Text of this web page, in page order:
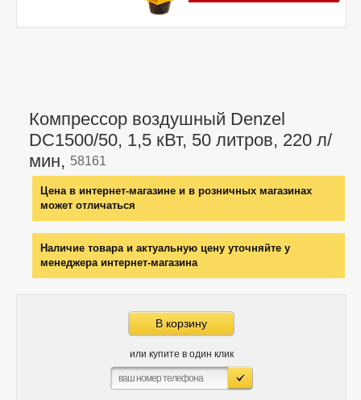
Компрессор воздушный Denzel
DC1500/50, 1,5 кВт, 50 литров, 220 л/
мин, 58161
Цена в интернет-магазине и в розничных магазинах
может отличаться
Наличие товара и актуальную цену уточняйте у
менеджера интернет-магазина
В корзину
или купите в один клик